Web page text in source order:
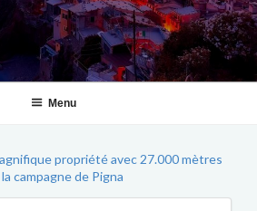
Menu
propriété avec 27.000 mètres
campagne de Pigna